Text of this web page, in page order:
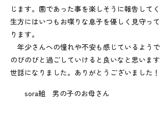
じます。園であった事を楽しそうに報告して
生方にはいつもお喋りな息子を優しく見守っ
ります。
年少さんへの憧れや不安も感じているよう
のびのびと過ごしていけると良いなと思いま
世話になりました。ありがとうございました！
sora組 男の子のお母さん